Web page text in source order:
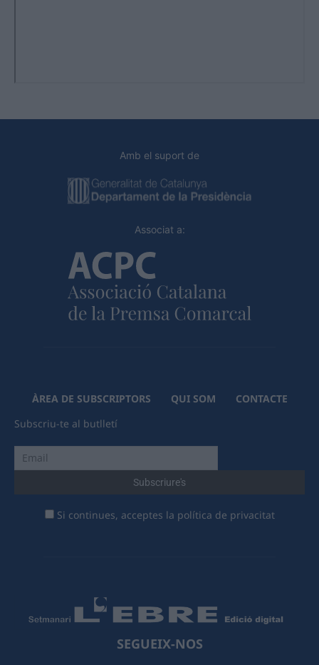
Amb el suport de
Associat a:
ÀREA DE SUBSCRIPTORS QUI SOM
CONTACTE
Subscriu-te al butlletí
Si continues, acceptes la política de privacitat
SEGUEIX-NOS